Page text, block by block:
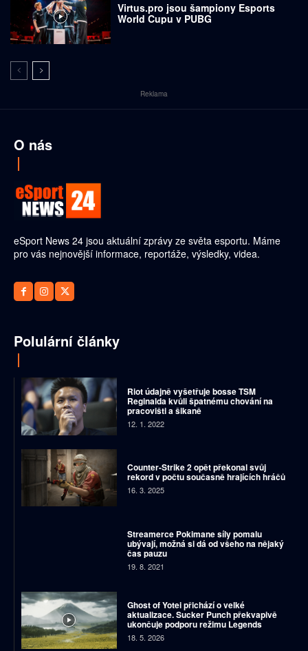
Virtus.pro jsou šampiony Esports
World Cupu v PUBG
Reklama
O nás
eSport News 24 jsou aktuální zprávy ze světa esportu. Máme
pro vás nejnovější informace, reportáže, výsledky, videa.
Polulární články
Riot údajně vyšetřuje bosse TSM
Reginalda kvůli špatnému chování na
pracovišti a šikaně
12. 1. 2022
Counter-Strike 2 opět překonal svůj
rekord v počtu současně hrajících hráčů
16. 3. 2025
Streamerce Pokimane síly pomalu
ubývají, možná si dá od všeho na nějaký
čas pauzu
19. 8. 2021
Ghost of Yotei přichází o velké
aktualizace. Sucker Punch překvapivě
ukončuje podporu režimu Legends
18. 5. 2026